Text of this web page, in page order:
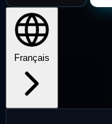
Français